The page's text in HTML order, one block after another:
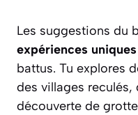
Les suggestions du
expériences uniques
battus. Tu explores
des villages reculés,
découverte de